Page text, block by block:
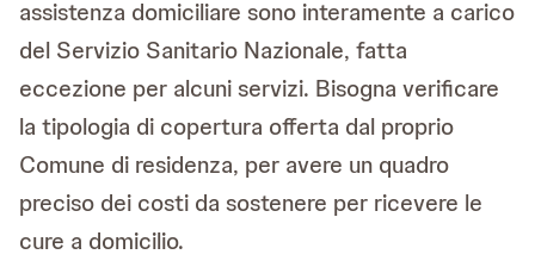
assistenza domiciliare sono interamente a carico
del Servizio Sanitario Nazionale, fatta
eccezione per alcuni servizi. Bisogna verificare
la tipologia di copertura offerta dal proprio
Comune di residenza, per avere un quadro
preciso dei costi da sostenere per ricevere le
cure a domicilio.